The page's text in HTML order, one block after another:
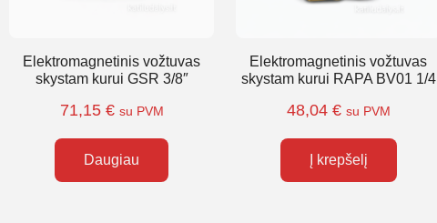
Elektromagnetinis vožtuvas
skystam kurui GSR 3/8″
71,15 € su PVM
Daugiau
Elektromagnetinis vožtuvas
skystam kurui RAPA BV01 1/4
48,04 € su PVM
Į krepšelį